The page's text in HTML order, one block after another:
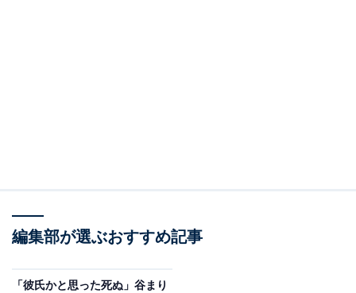
編集部が選ぶおすすめ記事
「彼氏かと思った死ぬ」谷まり